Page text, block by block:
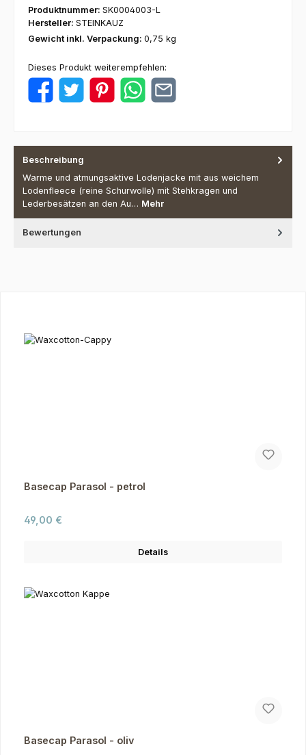
Produktnummer: SK0004003-L
Hersteller: STEINKAUZ
Gewicht inkl. Verpackung: 0,75 kg
Dieses Produkt weiterempfehlen:
Beschreibung
Warme und atmungsaktive Lodenjacke mit aus weichem
Lodenfleece (reine Schurwolle) mit Stehkragen und
Lederbesätzen an den Au… Mehr
Bewertungen
Basecap Parasol - petrol
Regulärer Preis:
49,00 €
Details
Basecap Parasol - oliv